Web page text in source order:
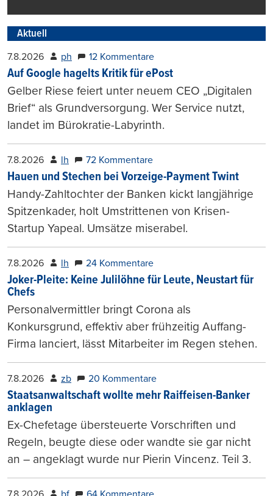
Aktuell
7.8.2026 ph 12 Kommentare
Auf Google hagelts Kritik für ePost
Gelber Riese feiert unter neuem CEO „Digitalen
Brief“ als Grundversorgung. Wer Service nutzt,
landet im Bürokratie-Labyrinth.
7.8.2026 lh 72 Kommentare
Hauen und Stechen bei Vorzeige-Payment Twint
Handy-Zahltochter der Banken kickt langjährige
Spitzenkader, holt Umstrittenen von Krisen-
Startup Yapeal. Umsätze miserabel.
7.8.2026 lh 24 Kommentare
Joker-Pleite: Keine Julilöhne für Leute, Neustart für
Chefs
Personalvermittler bringt Corona als
Konkursgrund, effektiv aber frühzeitig Auffang-
Firma lanciert, lässt Mitarbeiter im Regen stehen.
7.8.2026 zb 20 Kommentare
Staatsanwaltschaft wollte mehr Raiffeisen-Banker
anklagen
Ex-Chefetage übersteuerte Vorschriften und
Regeln, beugte diese oder wandte sie gar nicht
an – angeklagt wurde nur Pierin Vincenz. Teil 3.